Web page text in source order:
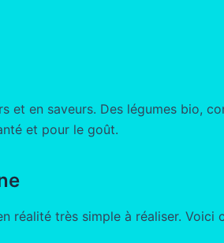
et en saveurs. Des légumes bio,
et pour le goût.
réalité très simple à réaliser. Voici